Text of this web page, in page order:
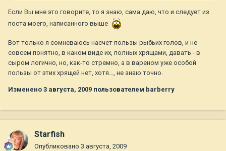
Если Вы мне это говорите, то я знаю, сама даю, что и следует из
поста моего, написанного выше
Вот только я сомневаюсь насчет пользы рыбьих голов, и не
совсем понятно, в каком виде их, полных хрящами, давать - в
сыром логично, но, как-то стремно, а в вареном уже особой
пользы от этих хрящей нет, хотя..., не знаю точно.
Изменено 3 августа, 2009 пользователем barberry
Starfish
Опубликовано 3 августа, 2009